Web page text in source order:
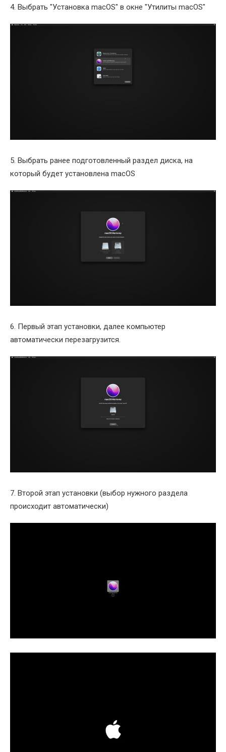
4. Выбрать "Установка macOS" в окне "Утилиты macOS"
5. Выбрать ранее подготовленный раздел диска, на
который будет установлена macOS
6. Первый этап установки, далее компьютер
автоматически перезагрузится.
7. Второй этап установки (выбор нужного раздела
происходит автоматически)